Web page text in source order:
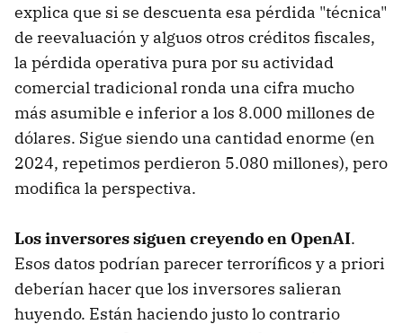
explica que si se descuenta esa pérdida "técnica"
de reevaluación y alguos otros créditos fiscales,
la pérdida operativa pura por su actividad
comercial tradicional ronda una cifra mucho
más asumible e inferior a los 8.000 millones de
dólares. Sigue siendo una cantidad enorme (en
2024, repetimos perdieron 5.080 millones), pero
modifica la perspectiva.
Los inversores siguen creyendo en OpenAI.
Esos datos podrían parecer terroríficos y a priori
deberían hacer que los inversores salieran
huyendo. Están haciendo justo lo contrario